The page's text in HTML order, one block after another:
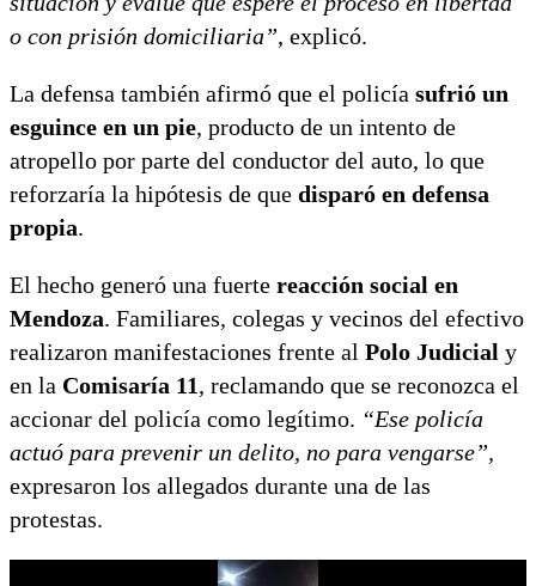
o con prisión domiciliaria”, explicó.
La defensa también afirmó que el policía sufrió un
esguince en un pie, producto de un intento de
atropello por parte del conductor del auto, lo que
reforzaría la hipótesis de que disparó en defensa
propia.
El hecho generó una fuerte reacción social en
Mendoza. Familiares, colegas y vecinos del efectivo
realizaron manifestaciones frente al Polo Judicial y
en la Comisaría 11, reclamando que se reconozca el
accionar del policía como legítimo. “Ese policía
actuó para prevenir un delito, no para vengarse”,
expresaron los allegados durante una de las
protestas.